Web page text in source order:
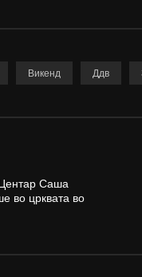
Викенд Ддв
Саша
во црквата во